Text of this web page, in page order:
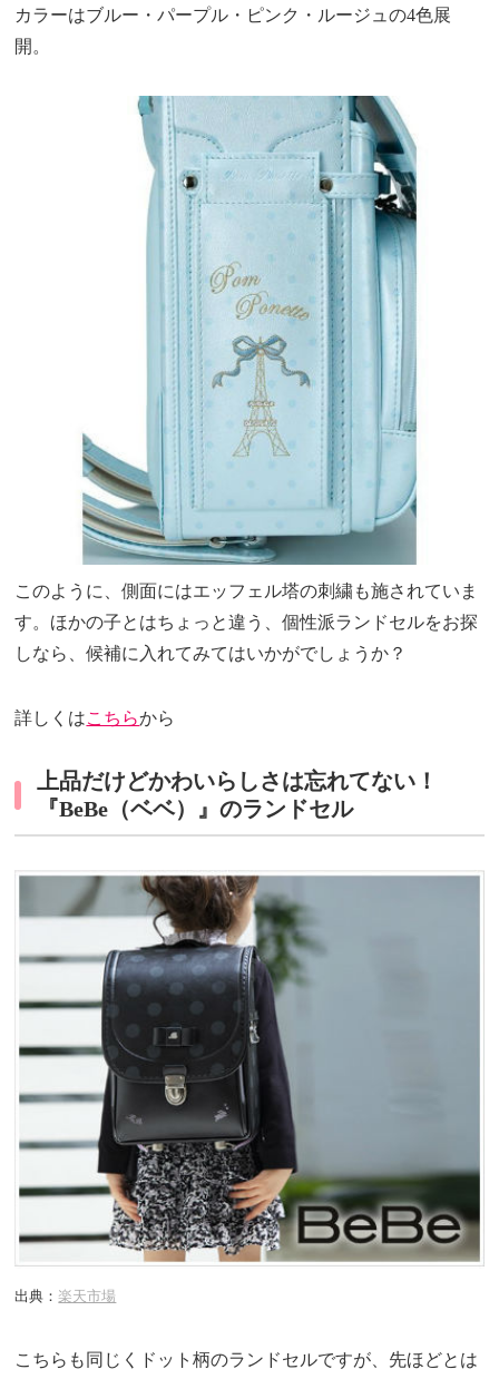
カラーはブルー・パープル・ピンク・ルージュの4色展
開。
このように、側面にはエッフェル塔の刺繍も施されていま
す。ほかの子とはちょっと違う、個性派ランドセルをお探
しなら、候補に入れてみてはいかがでしょうか？
詳しくはこちらから
上品だけどかわいらしさは忘れてない！
『BeBe（ベベ）』のランドセル
出典：楽天市場
こちらも同じくドット柄のランドセルですが、先ほどとは